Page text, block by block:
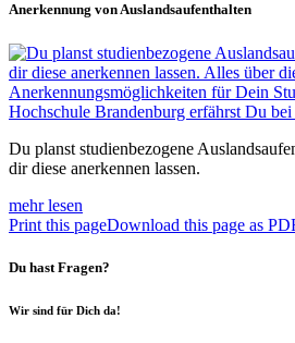
Anerkennung von Auslandsaufenthalten
Du planst studienbezogene
dir diese anerkennen lassen.
mehr lesen
Print this pageDownload this page as
Du hast Fragen?
Wir sind für Dich da!